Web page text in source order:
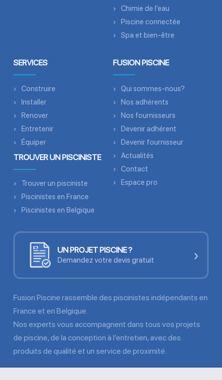
Chimie de l’eau
Piscine connectée
Spa et bien-être
SERVICES
Construire
Installer
Renover
Entretenir
Équiper
TROUVER UN PISCINISTE
Trouver un pisciniste
Piscinistes en France
Piscinistes en Belgique
FUSION PISCINE
Qui sommes-nous?
Nos adhérents
Nos fournisseurs
Devenir adhérent
Devenir fournisseur
Actualités
Contact
Espace pro
UN PROJET PISCINE ?
Demandez votre devis gratuit ›
Fusion Piscine rassemble des piscinistes indépendants en
France et en Belgique.
Nos experts vous accompagnent dans tous vos projets
de piscine, de la conception à l’entretien, avec des
produits de qualité et un service de proximité.